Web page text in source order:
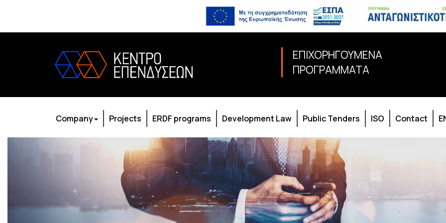
ΕΠΙΧΟΡΗΓΟΥΜΕΝΑ
ΠΡΟΓΡΑΜΜΑΤΑ
Company Projects ERDF programs Development Law Public Tenders ISO Contact